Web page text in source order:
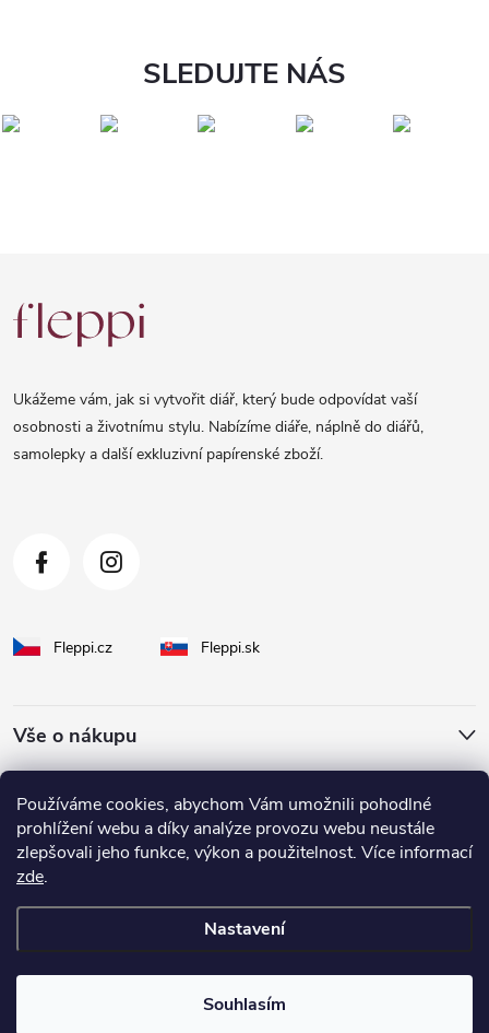
Používáme cookies, abychom Vám umožnili pohodlné
prohlížení webu a díky analýze provozu webu neustále
zlepšovali jeho funkce, výkon a použitelnost. Více informací
zde.
Nastavení
Souhlasím
SLEDUJTE NÁS
á
Ukážeme vám, jak si vytvořit diář, který bude odpovídat vaší
osobnosti a životnímu stylu. Nabízíme diáře, náplně do diářů,
samolepky a další exkluzivní papírenské zboží.
Fleppi.cz Fleppi.sk
Vše o nákupu
O Fleppi
Inspirace pro vás
Copyright 2026fleppi. Všechna práva vyhrazena.